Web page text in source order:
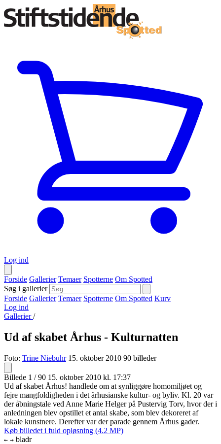
Log ind
Forside Gallerier Temaer Spotterne Om Spotted
Søg i gallerier
Forside Gallerier Temaer Spotterne Om Spotted Kurv
Log ind
Gallerier/
Ud af skabet Århus - Kulturnatten
Foto: Trine Niebuhr 15. oktober 2010 90 billeder
Billede 1 / 90 15. oktober 2010 kl. 17:37
Ud af skabet Århus! handlede om at synliggøre homomiljøet og
fejre mangfoldigheden i det århusianske kultur- og byliv. Kl. 20 var
der åbningstale ved Anne Marie Helger på Pustervig Torv, hvor der i
anledningen blev opstillet et antal skabe, som blev dekoreret af
lokale kunstnere. Derefter var der parade gennem Århus gader.
Køb billedet i fuld opløsning (4.2 MP)
← → bladr